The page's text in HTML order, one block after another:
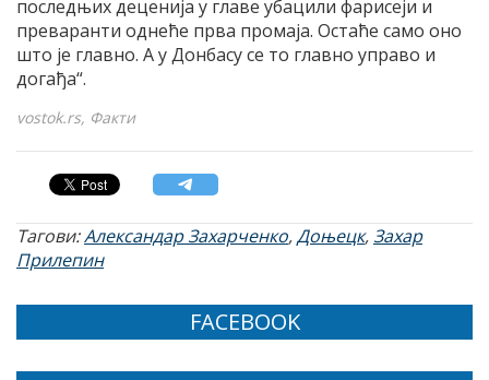
последњих деценија у главе убацили фарисеји и
преваранти однеће прва промаја. Остаће само оно
што је главно. А у Донбасу се то главно управо и
догађа“.
vostok.rs, Факти
Тагови:Александар Захарченко,Доњецк,Захар
Прилепин
FACEBOOK